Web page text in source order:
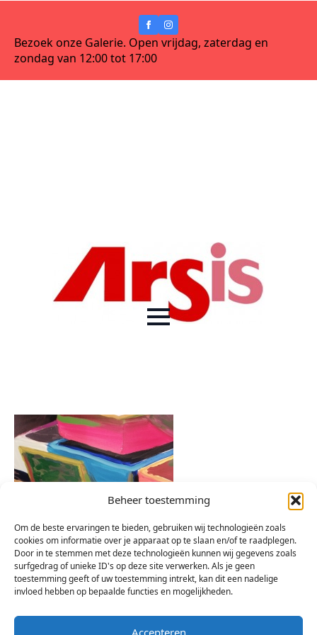
Beheer toestemming
Om de beste ervaringen te bieden, gebruiken wij technologieën zoals
cookies om informatie over je apparaat op te slaan en/of te raadplegen.
Door in te stemmen met deze technologieën kunnen wij gegevens zoals
surfgedrag of unieke ID's op deze site verwerken. Als je geen
toestemming geeft of uw toestemming intrekt, kan dit een nadelige
invloed hebben op bepaalde functies en mogelijkheden.
Accepteren
Bezoek onze Galerie. Open vrijdag, zaterdag en
zondag van 12:00 tot 17:00